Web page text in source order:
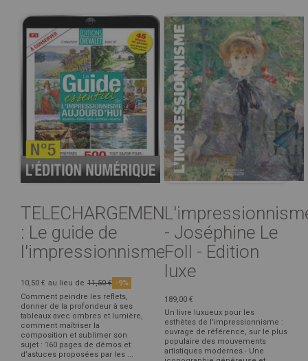
TELECHARGEMENT
: Le guide de
l'impressionnisme
10,50 € au lieu de 11,50 € -9%
Comment peindre les reflets,
donner de la profondeur à ses
tableaux avec ombres et lumière,
comment maîtriser la
composition et sublimer son
sujet : 160 pages de démos et
d’astuces proposées par les ...
- Joséphine Le
Foll - Edition
luxe
189,00 €
Un livre luxueux pour les
esthètes de l'impressionnisme :
ouvrage de référence, sur le plus
populaire des mouvements
artistiques modernes.- Une